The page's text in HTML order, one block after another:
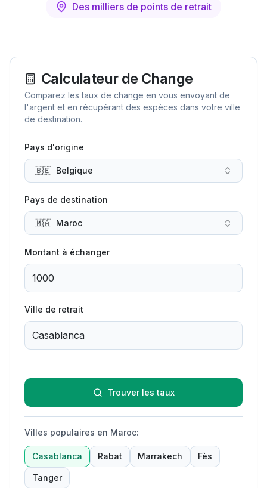
Des milliers de points de retrait
Calculateur de Change
Comparez les taux de change en vous envoyant de
l'argent et en récupérant des espèces dans votre ville
de destination.
Pays d'origine
🇧🇪 Belgique
Pays de destination
🇲🇦 Maroc
Montant à échanger
Ville de retrait
Trouver les taux
Villes populaires en Maroc:
Casablanca Rabat Marrakech Fès
Tanger